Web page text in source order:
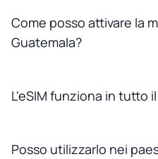
Come posso attivare la
Guatemala?
L'eSIM funziona in tutto
Posso utilizzarlo nei